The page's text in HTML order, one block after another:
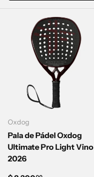
Oxdog
Pala de Pádel Oxdog
Ultimate Pro Light Vino
2026